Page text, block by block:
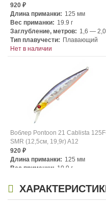
920 ₽
Длина приманки: 125 мм
Вес приманки: 19.9 г
Заглубление, метров: 1,6 — 2,0
Тип плавучести: Плавающий
Нет в наличии
Воблер Pontoon 21 Cablista
SMR (12,5см, 19,9г) A12
920 ₽
Длина приманки: 125 мм
Вес приманки: 19.9 г
Тип плавучести:Плавающий
Нет в наличии